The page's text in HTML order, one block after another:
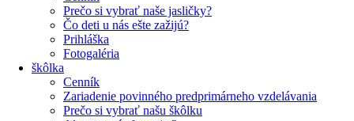
Prečo si vybrať naše jasličky?
Čo deti u nás ešte zažijú?
Prihláška
Fotogaléria
škôlka
Cenník
Zariadenie povinného predprimárneho vzdelávania
Prečo si vybrať našu škôlku